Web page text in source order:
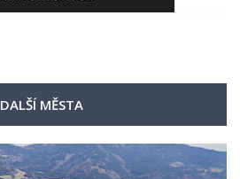
DALŠÍ MĚSTA